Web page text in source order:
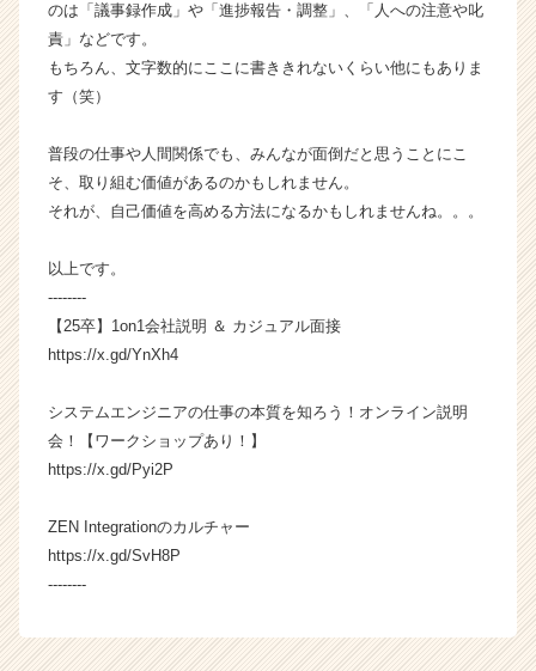
く
活
チ
ア
キ
（C
r
C
のは「議事録作成」や「進捗報告・調整」、「人への注意や叱
責」などです。
もちろん、文字数的にここに書ききれないくらい他にもありま
す（笑）
普段の仕事や人間関係でも、みんなが面倒だと思うことにこ
そ、取り組む価値があるのかもしれません。
それが、自己価値を高める方法になるかもしれませんね。。。
以上です。
--------
【25卒】1on1会社説明 ＆ カジュアル面接
https://x.gd/YnXh4
システムエンジニアの仕事の本質を知ろう！オンライン説明
会！【ワークショップあり！】
https://x.gd/Pyi2P
ZEN Integrationのカルチャー
https://x.gd/SvH8P
--------